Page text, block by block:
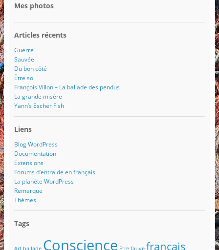
e
m
a
i
l
Mes photos
Articles récents
Guerre
Sauvée
Du bon côté
Être soi
François Villon – La ballade des pendus
La grande misère
Yann’s Escher Fish
Liens
Blog WordPress
Documentation
Extensions
Forums d’entraide en français
La planète WordPress
Remarque
Thèmes
Tags
Conscience français